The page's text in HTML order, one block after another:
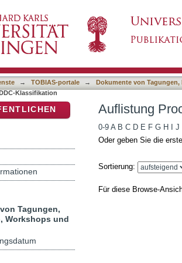
→ TOBIAS-portale → Dokumente von
Klassifikation
Auflistung
0-9 A B C D E F G H J
Oder geben Sie die
Sortierung:
Für diese Browse-
Tagungen,
Workshops und